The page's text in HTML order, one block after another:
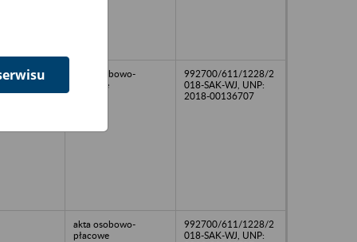
akta osobowo-
płacowe
992700/611/1228/2
018-SAK-WJ, UNP:
2018-00136707
akta osobowo-
płacowe
992700/611/1228/2
018-SAK-WJ, UNP: